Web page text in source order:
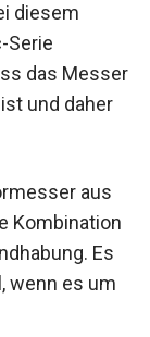
diesem
Serie
das Messer
und daher
aus
Kombination
Es
wenn es um